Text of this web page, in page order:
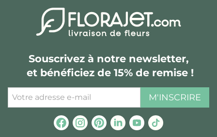
Souscrivez à notre newsletter,
et bénéficiez de 15% de remise !
M'INSCRIRE